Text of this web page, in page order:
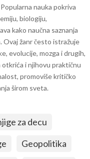
nauka pokriva
biologiju,
kako naučna saznanja
Ovaj žanr često istražuje
evolucije, mozga i drugih,
otkrića i njihovu praktičnu
promoviše kritičko
širom sveta.
za decu
Geopolitika